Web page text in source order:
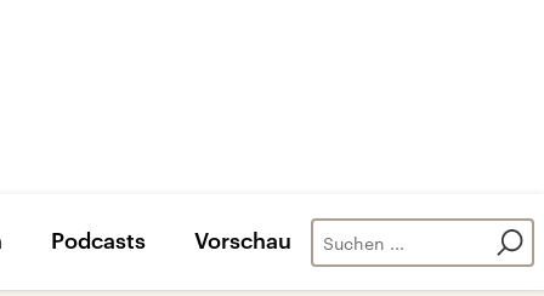
Podcasts Vorschau